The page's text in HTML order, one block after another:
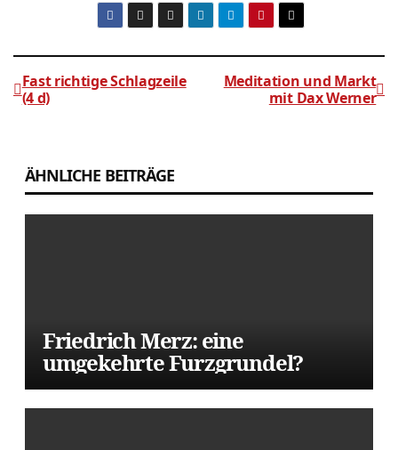
Meditation und Markt
mit Dax Werner
Fast richtige Schlagzeile
(4 d)
ÄHNLICHE BEITRÄGE
Friedrich Merz: eine
umgekehrte Furzgrundel?